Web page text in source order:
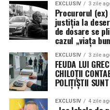
EXCLUSIV 3 zile
Procurorul
justiția la
de dosare se
cazul „viața
EXCLUSIV 3 zile
FEUDA LUI
CHILOȚII
POLIȚIȘTII
EXCLUSIV 4 zile